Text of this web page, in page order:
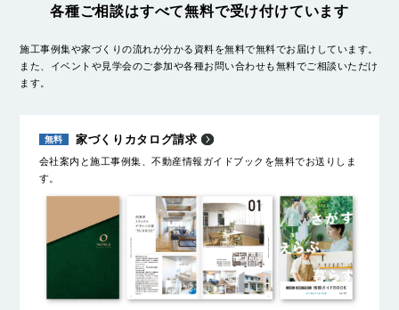
各種ご相談はすべて無料で受け付けています
施工事例集や家づくりの流れが分かる資料を無料で無料でお届けしています。
また、イベントや見学会のご参加や各種お問い合わせも無料でご相談いただけ
ます。
家づくりカタログ請求
会社案内と施工事例集、不動産情報ガイドブックを無料でお送りしま
す。